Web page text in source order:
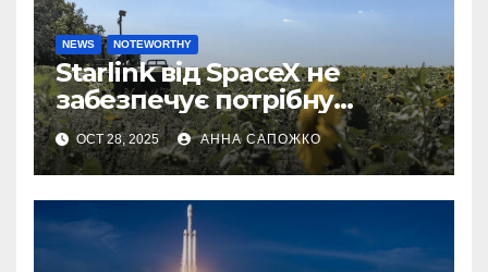
NEWS NOTEWORTHY
Starlink від SpaceX не
забезпечує потрібну
швидкість інтернету для
українських бойових
роботів
OCT 28, 2025 АННА САПОЖКО